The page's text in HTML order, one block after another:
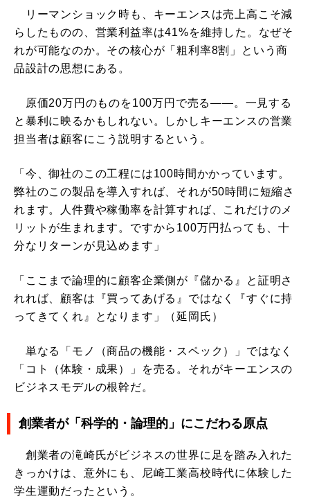
リーマンショック時も、キーエンスは売上高こそ減
らしたものの、営業利益率は41%を維持した。なぜそ
れが可能なのか。その核心が「粗利率8割」という商
品設計の思想にある。
原価20万円のものを100万円で売る――。一見する
と暴利に映るかもしれない。しかしキーエンスの営業
担当者は顧客にこう説明するという。
「今、御社のこの工程には100時間かかっています。
弊社のこの製品を導入すれば、それが50時間に短縮さ
れます。人件費や稼働率を計算すれば、これだけのメ
リットが生まれます。ですから100万円払っても、十
分なリターンが見込めます」
「ここまで論理的に顧客企業側が『儲かる』と証明さ
れれば、顧客は『買ってあげる』ではなく『すぐに持
ってきてくれ』となります」（延岡氏）
単なる「モノ（商品の機能・スペック）」ではなく
「コト（体験・成果）」を売る。それがキーエンスの
ビジネスモデルの根幹だ。
創業者が「科学的・論理的」にこだわる原点
創業者の滝崎氏がビジネスの世界に足を踏み入れた
きっかけは、意外にも、尼崎工業高校時代に体験した
学生運動だったという。